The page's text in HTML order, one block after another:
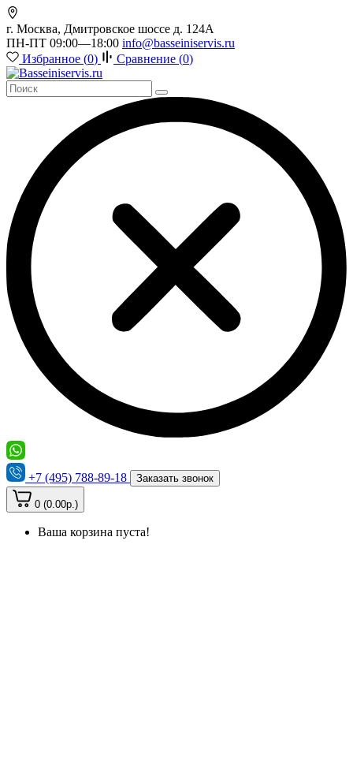
г. Москва, Дмитровское шоссе д. 124А
ПН-ПТ 09:00—18:00 info@basseiniservis.ru
Избранное (0) Сравнение (0)
+7 (495) 788-89-18 Заказать звонок
0 (0.00р.)
Ваша корзина пуста!